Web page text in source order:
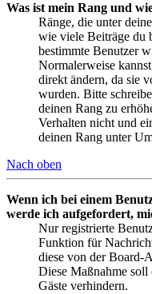
Was ist mein Rang und
Ränge, die unter
wie viele Beiträge du
bestimmte Benutzer
Normalerweise
direkt ändern, da sie
wurden. Bitte
deinen Rang zu
Verhalten nicht und
deinen Rang unter
Nach oben
Wenn ich bei einem
werde ich aufgefordert,
Nur registrierte
Funktion für
diese von der Board-
Diese Maßnahme soll
Gäste verhindern.